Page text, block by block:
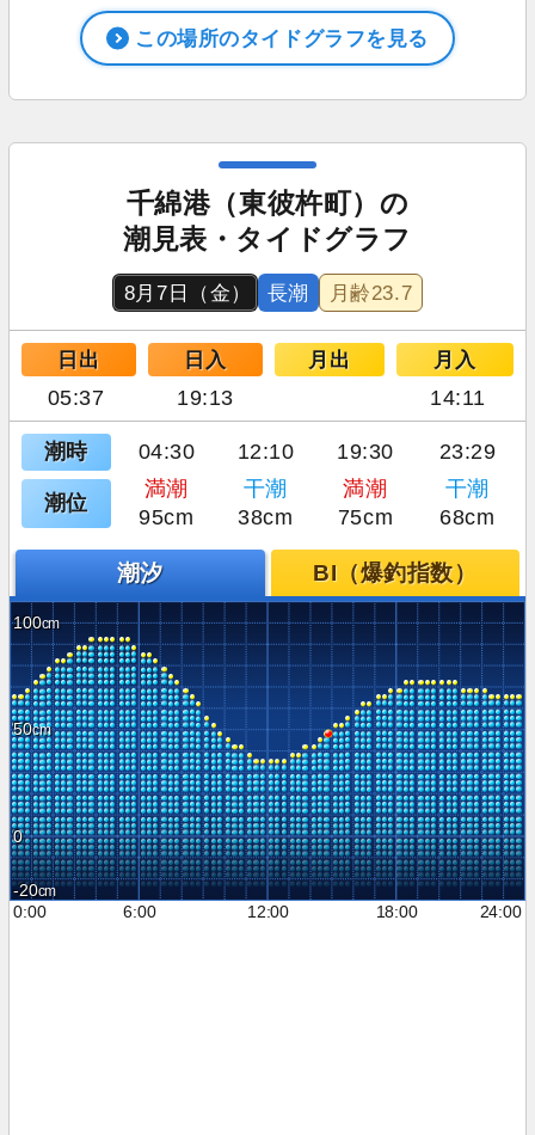
この場所のタイドグラフを見る
千綿港（東彼杵町）の
潮見表・タイドグラフ
8月7日（金） 長潮 月齢23.7
日出 日入 月出 月入
05:37 19:13 14:11
潮時 04:30 12:10 19:30 23:29
潮位
満潮 干潮 満潮
干潮
95cm
38cm 75cm 68cm
潮汐 BI（爆釣指数）
100
50
0
-20
0:00
6:00 12:00 18:00 24:00